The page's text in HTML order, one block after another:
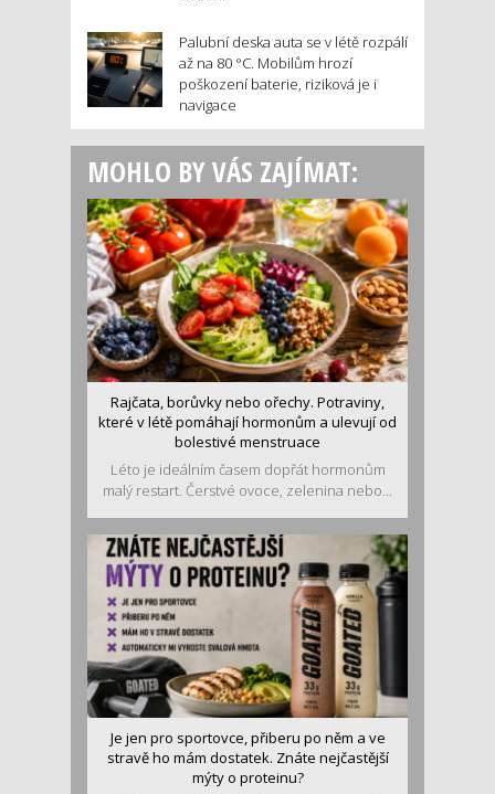
Palubní deska auta se v létě rozpálí
až na 80 °C. Mobilům hrozí
poškození baterie, riziková je i
navigace
MOHLO BY VÁS ZAJÍMAT:
Rajčata, borůvky nebo ořechy. Potraviny,
které v létě pomáhají hormonům a ulevují od
bolestivé menstruace
Léto je ideálním časem dopřát hormonům
malý restart. Čerstvé ovoce, zelenina nebo...
Je jen pro sportovce, přiberu po něm a ve
stravě ho mám dostatek. Znáte nejčastější
mýty o proteinu?